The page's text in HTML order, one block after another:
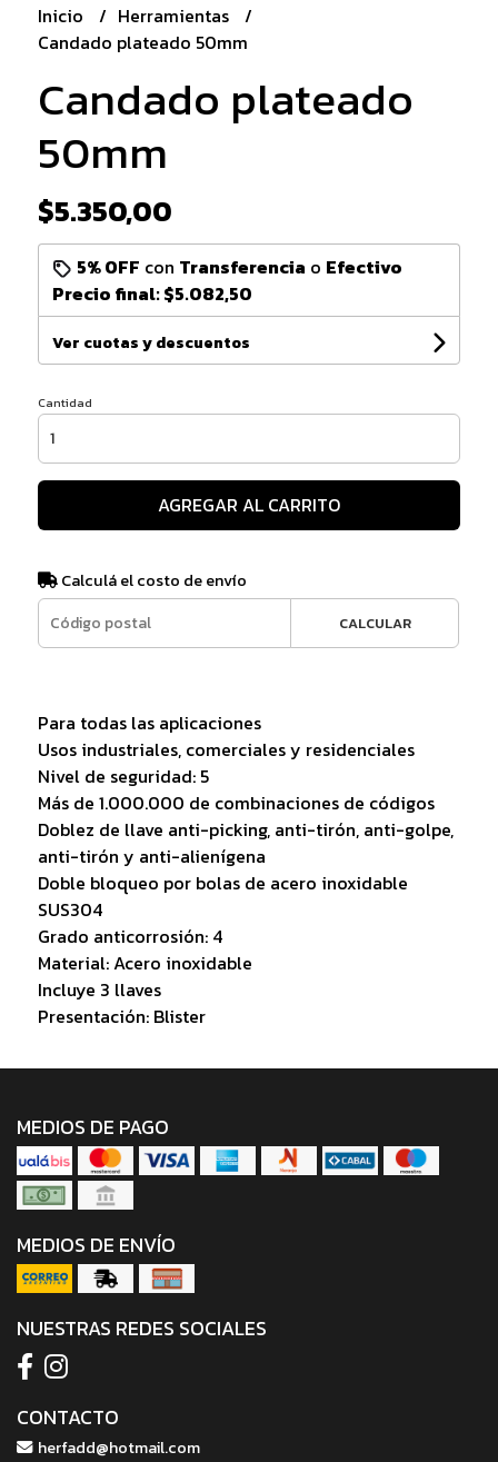
Inicio
Herramientas
Candado plateado 50mm
Candado plateado
50mm
$5.350,00
5% OFF con Transferencia o Efectivo
Precio final:$5.082,50
Ver cuotas y descuentos
Cantidad
AGREGAR AL CARRITO
Calculá el costo de envío
CALCULAR
Para todas las aplicaciones
Usos industriales, comerciales y residenciales
Nivel de seguridad: 5
Más de 1.000.000 de combinaciones de códigos
Doblez de llave anti-picking, anti-tirón, anti-golpe,
anti-tirón y anti-alienígena
Doble bloqueo por bolas de acero inoxidable
SUS304
Grado anticorrosión: 4
Material: Acero inoxidable
Incluye 3 llaves
Presentación: Blister
MEDIOS DE PAGO
MEDIOS DE ENVÍO
NUESTRAS REDES SOCIALES
CONTACTO
herfadd@hotmail.com